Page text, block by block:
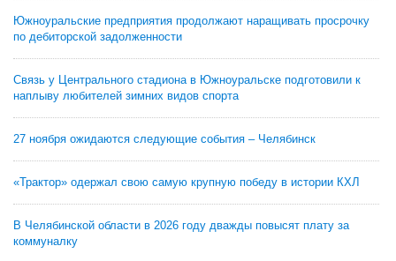
Южноуральские предприятия продолжают наращивать просрочку
по дебиторской задолженности
Связь у Центрального стадиона в Южноуральске подготовили к
наплыву любителей зимних видов спорта
27 ноября ожидаются следующие события – Челябинск
«Трактор» одержал свою самую крупную победу в истории КХЛ
В Челябинской области в 2026 году дважды повысят плату за
коммуналку